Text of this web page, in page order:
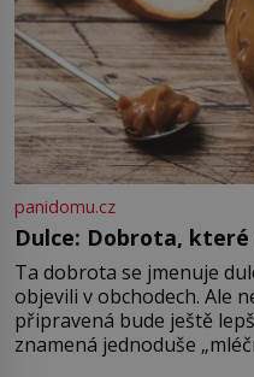
panidomu.cz
Dulce: Dobrota,
Ta dobrota se jmenuje
objevili v obchodech. Ale
připravená bude ještě
znamená jednoduše